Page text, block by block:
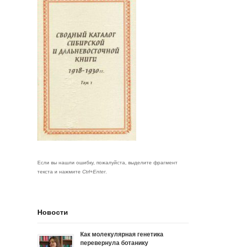
Если вы нашли ошибку, пожалуйста, выделите фрагмент
текста и нажмите Ctrl+Enter.
Новости
Как молекулярная генетика
перевернула ботанику